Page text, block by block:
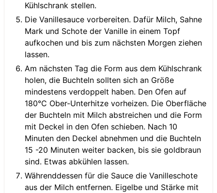
Kühlschrank stellen.
Die Vanillesauce vorbereiten. Dafür Milch, Sahne
Mark und Schote der Vanille in einem Topf
aufkochen und bis zum nächsten Morgen ziehen
lassen.
Am nächsten Tag die Form aus dem Kühlschrank
holen, die Buchteln sollten sich an Größe
mindestens verdoppelt haben. Den Ofen auf
180°C Ober-Unterhitze vorheizen. Die Oberfläche
der Buchteln mit Milch abstreichen und die Form
mit Deckel in den Ofen schieben. Nach 10
Minuten den Deckel abnehmen und die Buchteln
15 -20 Minuten weiter backen, bis sie goldbraun
sind. Etwas abkühlen lassen.
Währenddessen für die Sauce die Vanilleschote
aus der Milch entfernen. Eigelbe und Stärke mit